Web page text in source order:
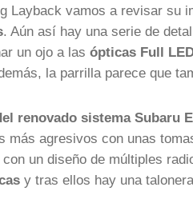
Layback vamos a revisar su
. Aún así hay una serie de
un ojo a las ópticas Full
la parrilla parece que
renovado sistema Subaru
más agresivos con unas
un diseño de múltiples
y tras ellos hay una